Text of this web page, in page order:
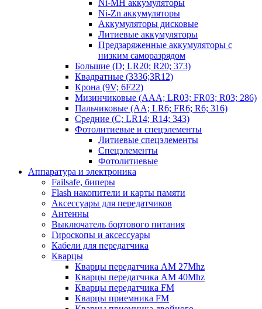
Ni-MH аккумуляторы
Ni-Zn аккумуляторы
Аккумуляторы дисковые
Литиевые аккумуляторы
Предзаряженные аккумуляторы с
низким саморазрядом
Большие (D; LR20; R20; 373)
Квадратные (3336;3R12)
Крона (9V; 6F22)
Мизинчиковые (AAA; LR03; FR03; R03; 286)
Пальчиковые (AA; LR6; FR6; R6; 316)
Средние (C; LR14; R14; 343)
Фотолитиевые и спецэлементы
Литиевые спецэлементы
Спецэлементы
Фотолитиевые
Аппаратура и электроника
Failsafe, биперы
Flash накопители и карты памяти
Аксессуары для передатчиков
Антенны
Выключатель бортового питания
Гироскопы и аксессуары
Кабели для передатчика
Кварцы
Кварцы передатчика AM 27Mhz
Кварцы передатчика AM 40Mhz
Кварцы передатчика FM
Кварцы приемника FM